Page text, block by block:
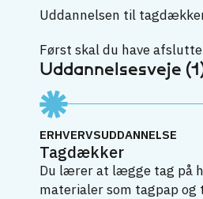
Uddannelsen til
Først skal du have
Uddannelsesveje
ERHVERVSUDDANNELSE
Tagdækker
Du lærer at lægge tag på
materialer som tagpap